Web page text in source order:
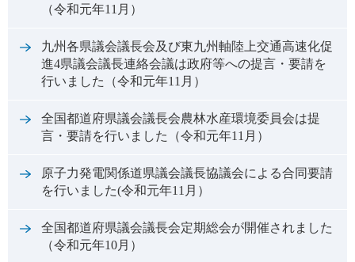
（令和元年11月）
九州各県議会議長会及び東九州軸陸上交通高速化促
進4県議会議長連絡会議は政府等への提言・要請を
行いました（令和元年11月）
全国都道府県議会議長会農林水産環境委員会は提
言・要請を行いました（令和元年11月）
原子力発電関係道県議会議長協議会による合同要請
を行いました(令和元年11月）
全国都道府県議会議長会定期総会が開催されました
（令和元年10月）